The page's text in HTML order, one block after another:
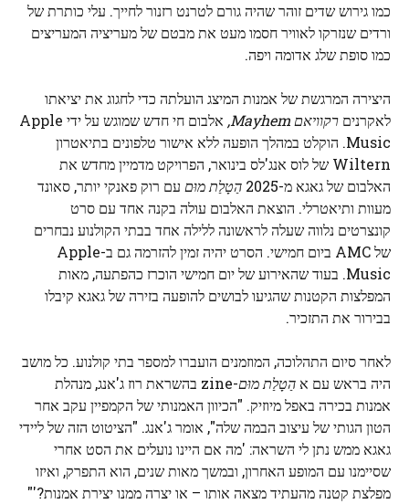
כמו גירוש שדים זוהר שהיה גורם לטרנט רזנור לחייך. עלי כותרת של
ורדים שנזרקו לאוויר חסמו מעט את מבטם של מעריציה המעריצים
כמו סופת שלג אדומה ויפה.
היצירה המרגשת של אמנות המיצג הועלתה כדי לחגוג את יציאתו
לאקרנים רקוויאם Mayhem,
אלבום חי חדש שמוגש על ידי Apple
Music. הוקלט במהלך הופעה ללא אישור טלפונים בתיאטרון
Wiltern של לוס אנג'לס בינואר, הפרויקט מדמיין מחדש את
האלבום של גאגא מ-2025
הַטָלַת מוּם עם רוק פאנקי יותר, סאונד
מעוות ותיאטרלי. הוצאת האלבום עולה בקנה אחד עם סרט
קונצרטים נלווה שעלה לראשונה ללילה אחד בבתי הקולנוע נבחרים
של AMC ביום חמישי. הסרט יהיה זמין להזרמה גם ב-Apple
Music. בעוד שהאירוע של יום חמישי הוכרז כהפתעה, מאות
המפלצות הקטנות שהגיעו לבושים להופעה בזירה של גאגא קיבלו
בבירור את התזכיר.
לאחר סיום התהלוכה, המוזמנים הועברו למספר בתי קולנוע. כל מושב
היה בראש עם אהַטָלַת מוּם
-zine בהשראת רוז ג'אנג, מנהלת
אמנות בכירה באפל מיוזיק. "הכיוון האמנותי של הקמפיין עקב אחר
הטון הגותי של עיצוב הבמה שלה", אומר ג'אנג. "הציטוט הזה של ליידי
גאגא ממש נתן לי השראה: 'מה אם היינו נועלים את הסט אחרי
שסיימנו עם המופע האחרון, ובמשך מאות שנים, הוא התפרק, ואיזו
מפלצת קטנה מהעתיד מצאה אותו – או יצרה ממנו יצירת אמנות?'"